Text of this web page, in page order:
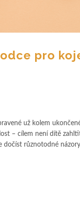
pro
už kolem
– cílem není dítě
dočíst různotodné